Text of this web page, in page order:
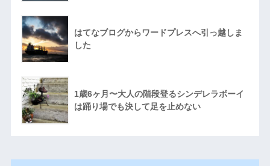
はてなブログからワードプレスへ引っ越しま
した
1歳6ヶ月〜大人の階段登るシンデレラボーイ
は踊り場でも決して足を止めない